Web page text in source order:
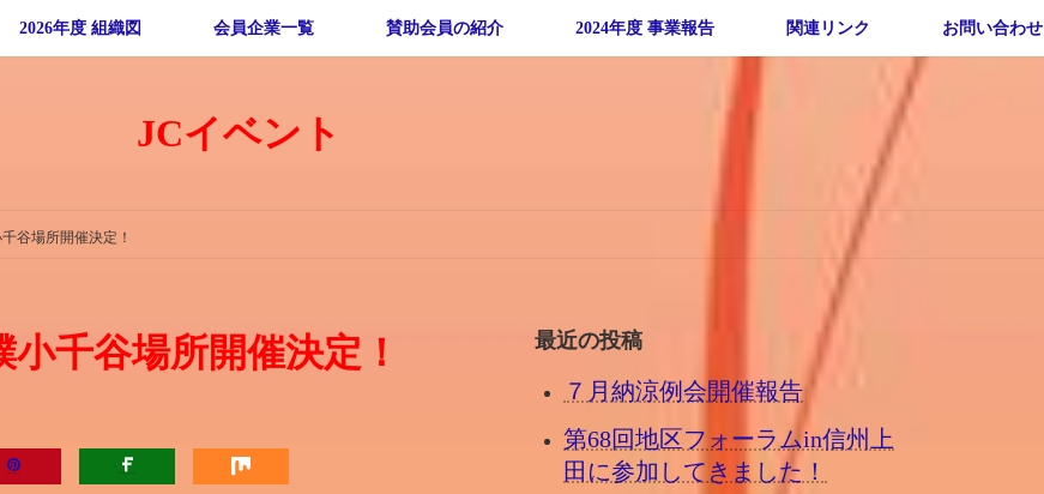
2026年度 組織図 会員企業一覧 賛助会員の紹介 2024年度 事業報告 関連リンク お問い合わせ
JCイベント
谷場所開催決定！
千谷場所開催決定！ 最近の投稿
７月納涼例会開催報告
第68回地区フォーラムin信州上
田に参加してきました！